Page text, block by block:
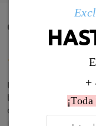
Comentarios de
Utilisées pour la
testé ), tiennent
conforme à la
+